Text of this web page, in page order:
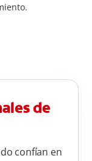
de
confían en